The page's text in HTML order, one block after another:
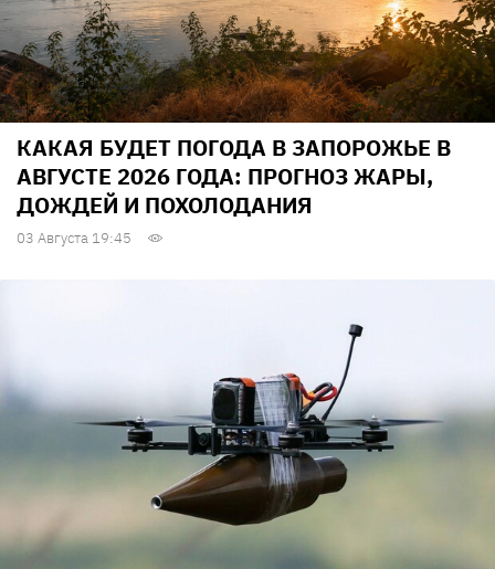
КАКАЯ БУДЕТ ПОГОДА В ЗАПОРОЖЬЕ В
АВГУСТЕ 2026 ГОДА: ПРОГНОЗ ЖАРЫ,
ДОЖДЕЙ И ПОХОЛОДАНИЯ
03 Августа 19:45